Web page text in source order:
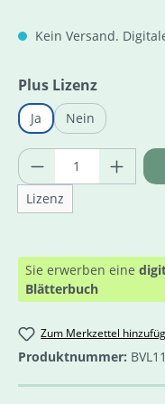
Kein Versand.
Plus Lizenz
Ja Nein
Produkt
Lizenz
Sie erwerben eine
Blätterbuch
Zum Merkzettel
Produktnummer: